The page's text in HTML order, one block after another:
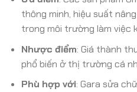
thông minh, hiệu suất
trong môi trường làm việc
Nhược điểm: Giá thành
phổ biến ở thị trường cá
Phù hợp với: Gara sửa